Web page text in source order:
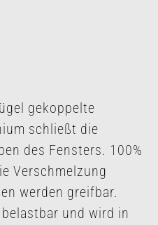
gekoppelte
schließt die
des Fensters. 100%
Verschmelzung
werden greifbar.
und wird in